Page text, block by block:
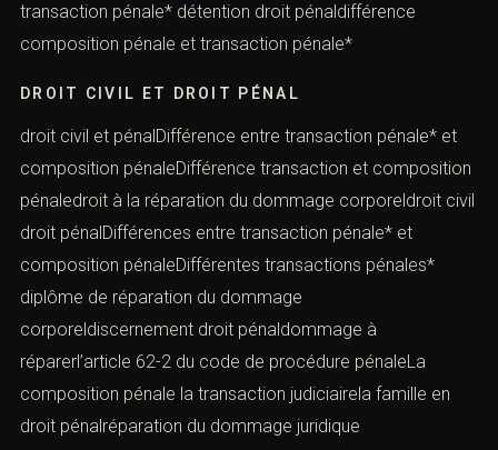
transaction pénale* détention droit pénaldifférence
composition pénale et transaction pénale*
DROIT CIVIL ET DROIT PÉNAL
droit civil et pénalDifférence entre transaction pénale* et
composition pénaleDifférence transaction et composition
pénaledroit à la réparation du dommage corporeldroit civil
droit pénalDifférences entre transaction pénale* et
composition pénaleDifférentes transactions pénales*
diplôme de réparation du dommage
corporeldiscernement droit pénaldommage à
réparerl’article 62-2 du code de procédure pénaleLa
composition pénale la transaction judiciairela famille en
droit pénalréparation du dommage juridique